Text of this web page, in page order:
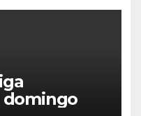
domingo